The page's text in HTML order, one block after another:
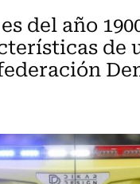
del año
de